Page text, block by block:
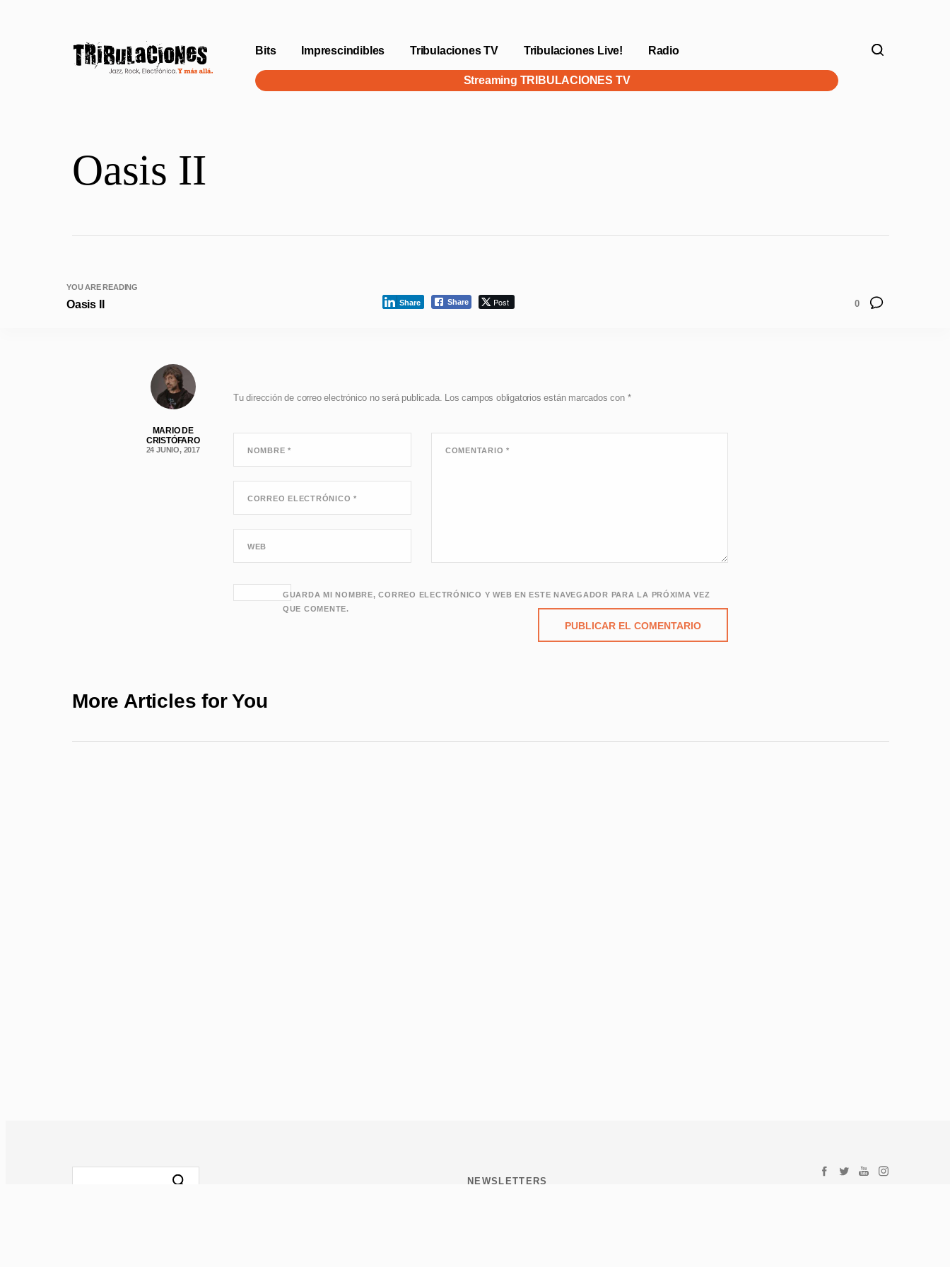
Bits Imprescindibles Tribulaciones TV Tribulaciones Live! Radio
Streaming TRIBULACIONES TV
Oasis II
YOU ARE READING
Oasis II Share Post
Share 0
MARIO DE
CRISTÓFARO
24 JUNIO, 2017
Tu dirección de correo electrónico no será publicada. Los campos obligatorios están marcados con *
COMENTARIO*
NOMBRE*
CORREO ELECTRÓNICO*
WEB
GUARDA MI NOMBRE, CORREO ELECTRÓNICO Y WEB EN ESTE NAVEGADOR PARA LA PRÓXIMA VEZ
QUE COMENTE.
More Articles for You
NEWSLETTERS